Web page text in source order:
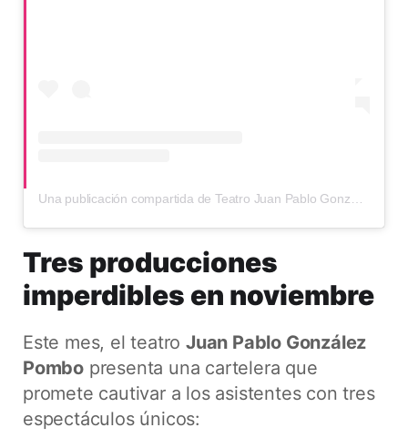
Tres producciones
imperdibles en noviembre
Este mes, el teatro Juan Pablo González
Pombo presenta una cartelera que
promete cautivar a los asistentes con tres
espectáculos únicos: